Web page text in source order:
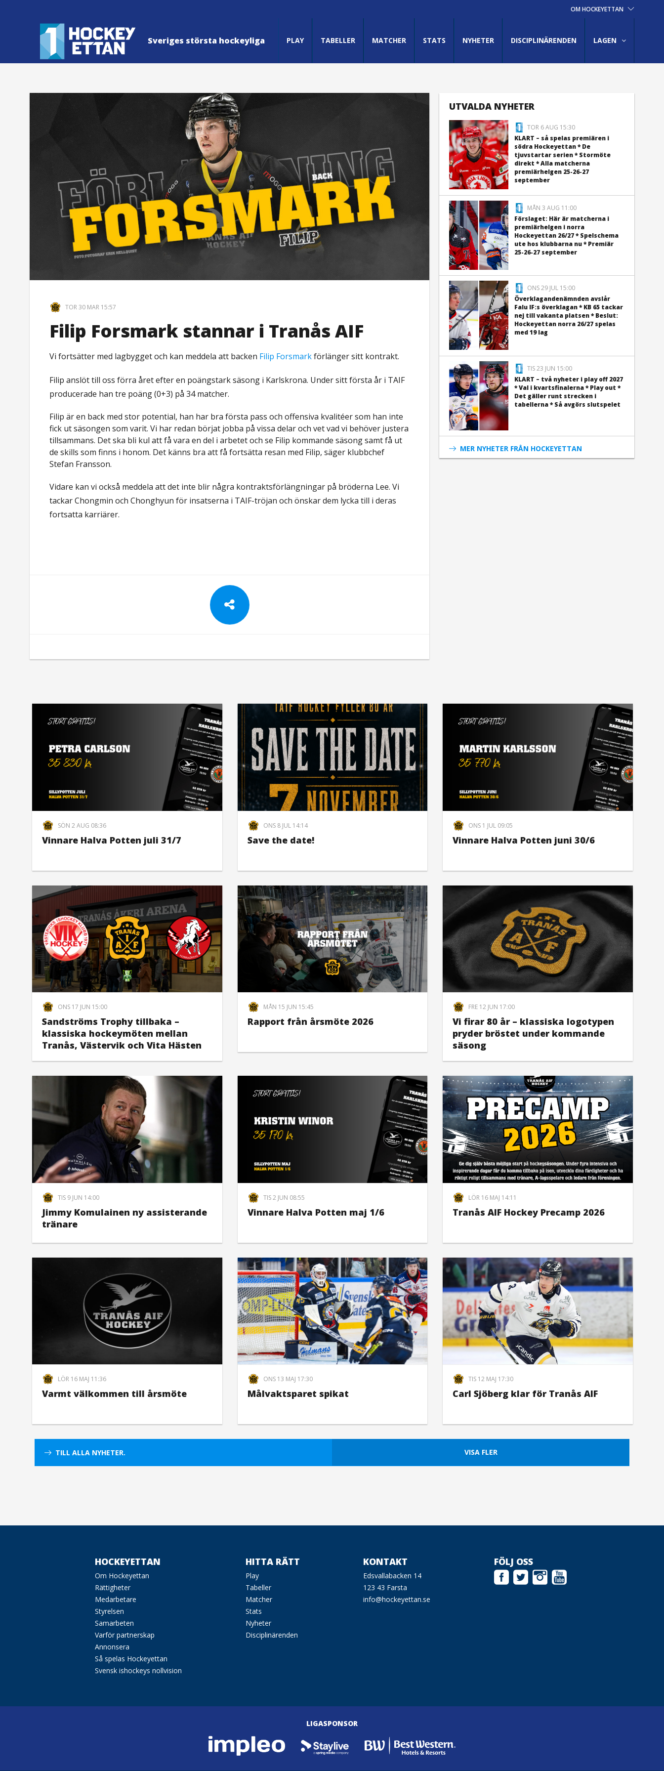
OM HOCKEYETTAN
Sveriges största hockeyliga PLAY TABELLER MATCHER STATS NYHETER DISCIPLINÄRENDEN LAGEN
TOR 30 MAR 15:57
Filip Forsmark stannar i Tranås AIF
Vi fortsätter med lagbygget och kan meddela att backen Filip Forsmarkförlänger sitt kontrakt.
Filip anslöt till oss förra året efter en poängstark säsong i Karlskrona. Under sitt första år i TAIF
producerade han tre poäng (0+3) på 34 matcher.
Filip är en back med stor potential, han har bra första pass och offensiva kvalitéer som han inte
fick ut säsongen som varit. Vi har redan börjat jobba på vissa delar och vet vad vi behöver justera
tillsammans. Det ska bli kul att få vara en del i arbetet och se Filip kommande säsong samt få ut
de skills som finns i honom. Det känns bra att få fortsätta resan med Filip, säger klubbchef
Stefan Fransson.
Vidare kan vi också meddela att det inte blir några kontraktsförlängningar på bröderna Lee. Vi
tackar Chongmin och Chonghyun för insatserna i TAIF-tröjan och önskar dem lycka till i deras
fortsatta karriärer.
UTVALDA NYHETER
TOR 6 AUG 15:30
KLART – så spelas premiären i
södra Hockeyettan * De
tjuvstartar serien * Stormöte
direkt * Alla matcherna
premiärhelgen 25-26-27
september
MÅN 3 AUG 11:00
Förslaget: Här är matcherna i
premiärhelgen i norra
Hockeyettan 26/27 * Spelschema
ute hos klubbarna nu * Premiär
25-26-27 september
ONS 29 JUL 15:00
Överklagandenämnden avslår
Falu IF:s överklagan * KB 65 tackar
nej till vakanta platsen * Beslut:
Hockeyettan norra 26/27 spelas
med 19 lag
TIS 23 JUN 15:00
KLART – två nyheter i play off 2027
* Val i kvartsfinalerna * Play out *
Det gäller runt strecken i
tabellerna * Så avgörs slutspelet
MER NYHETER FRÅN HOCKEYETTAN
SÖN 2 AUG 08:36
Vinnare Halva Potten juli 31/7
ONS 8 JUL 14:14
Save the date!
ONS 1 JUL 09:05
Vinnare Halva Potten juni 30/6
ONS 17 JUN 15:00
Sandströms Trophy tillbaka –
klassiska hockeymöten mellan
Tranås, Västervik och Vita Hästen
MÅN 15 JUN 15:45
Rapport från årsmöte 2026
FRE 12 JUN 17:00
Vi firar 80 år – klassiska logotypen
pryder bröstet under kommande
säsong
TIS 9 JUN 14:00
Jimmy Komulainen ny assisterande
tränare
TIS 2 JUN 08:55
Vinnare Halva Potten maj 1/6
LÖR 16 MAJ 14:11
Tranås AIF Hockey Precamp 2026
LÖR 16 MAJ 11:36
Varmt välkommen till årsmöte
ONS 13 MAJ 17:30
Målvaktsparet spikat
TIS 12 MAJ 17:30
Carl Sjöberg klar för Tranås AIF
VISA FLER
TILL ALLA NYHETER.
HOCKEYETTAN
Om Hockeyettan
Rättigheter
Medarbetare
Styrelsen
Samarbeten
Varför partnerskap
Annonsera
Så spelas Hockeyettan
Svensk ishockeys nollvision
HITTA RÄTT
Play
Tabeller
Matcher
Stats
Nyheter
Disciplinärenden
KONTAKT
Edsvallabacken 14
123 43 Farsta
info@hockeyettan.se
FÖLJ OSS
LIGASPONSOR